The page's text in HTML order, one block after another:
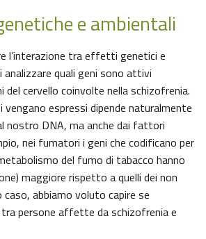
e ambientali
l’interazione tra effetti genetici e
analizzare quali geni sono attivi
del cervello coinvolte nella schizofrenia.
espressi dipende naturalmente
nostro DNA, ma anche dai fattori
nei fumatori i geni che codificano per
del fumo di tabacco hanno
maggiore rispetto a quelli dei non
abbiamo voluto capire se
tra persone affette da schizofrenia e